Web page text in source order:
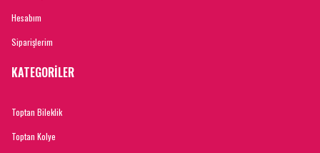
Hesabım
Siparişlerim
KATEGORİLER
Toptan Bileklik
Toptan Kolye